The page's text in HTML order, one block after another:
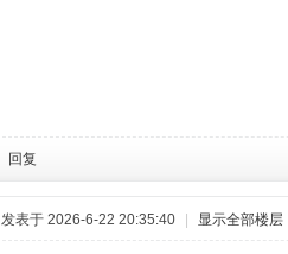
回复
发表于 2026-6-22 20:35:40 显示全部楼层